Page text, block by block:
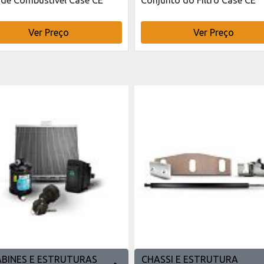
Ver Preço Ver Preço
E ESTRUTURAS
CHASSI E ESTRUTURA